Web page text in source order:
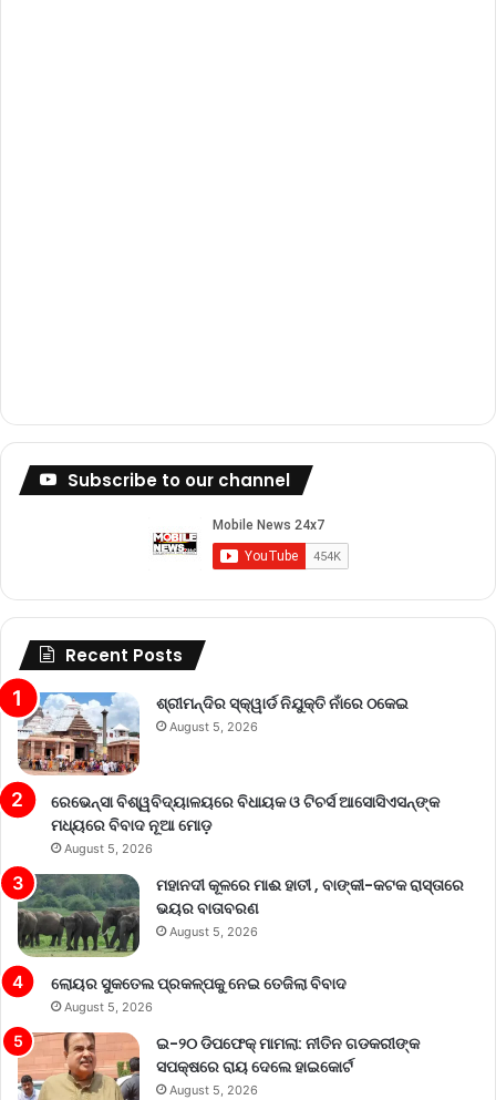
Subscribe to our channel
Recent Posts
ଶ୍ରୀମନ୍ଦିର ସ୍କ୍ୱାର୍ଡ ନିଯୁକ୍ତି ନାଁରେ ଠକେଇ
August 5, 2026
ରେଭେନ୍ସା ବିଶ୍ୱବିଦ୍ୟାଳୟରେ ବିଧାୟକ ଓ ଟିଚର୍ସ ଆସୋସିଏସନ୍‌ଙ୍କ
ମଧ୍ୟରେ ବିବାଦ ନୂଆ ମୋଡ଼
August 5, 2026
ମହାନଦୀ କୂଳରେ ମାଈ ହାତୀ , ବାଙ୍କୀ-କଟକ ରାସ୍ତାରେ
ଭୟର ବାତାବରଣ
August 5, 2026
ଲୋୟର ସୁକତେଲ ପ୍ରକଳ୍ପକୁ ନେଇ ତେଜିଲା ବିବାଦ
August 5, 2026
ଇ-୨୦ ଡିପଫେକ୍ ମାମଲା: ନୀତିନ ଗଡକରୀଙ୍କ
ସପକ୍ଷରେ ରାୟ ଦେଲେ ହାଇକୋର୍ଟ
August 5, 2026